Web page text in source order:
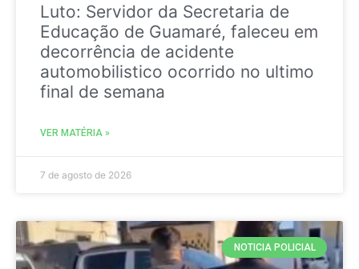
Luto: Servidor da Secretaria de
Educação de Guamaré, faleceu em
decorrência de acidente
automobilistico ocorrido no ultimo
final de semana
VER MATÉRIA »
7 de agosto de 2026
NOTICIA POLICIAL